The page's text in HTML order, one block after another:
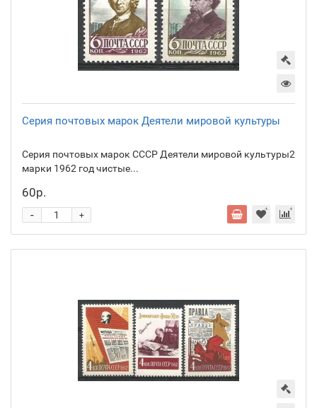
Серия почтовых марок Деятели мировой культуры
Серия почтовых марок СССР Деятели мировой культуры2
марки 1962 год чистые...
60р.
+
-